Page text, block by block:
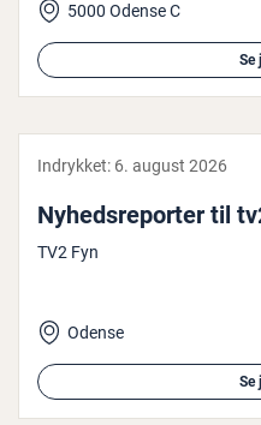
5000 Odense C
Se
Indrykket: 6. august 2026
Nyheds­repor­ter til
TV2 Fyn
Odense
Se